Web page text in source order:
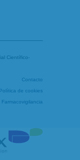
Científico-
Contacto
Política de cookies
Farmacovigilancia